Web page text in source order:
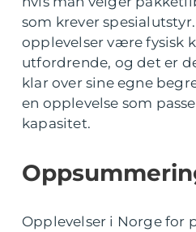
som krever
opplevelser være fysisk
utfordrende, og det er
klar over sine egne
en opplevelse som
kapasitet.
Opplevelser i Norge for